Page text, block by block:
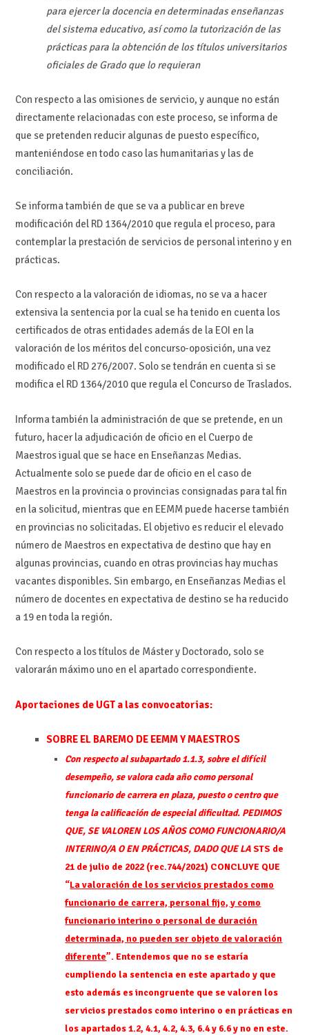
para ejercer la docencia en determinadas enseñanzas
del sistema educativo, así como la tutorización de las
prácticas para la obtención de los títulos universitarios
oficiales de Grado que lo requieran
Con respecto a las omisiones de servicio, y aunque no están
directamente relacionadas con este proceso, se informa de
que se pretenden reducir algunas de puesto específico,
manteniéndose en todo caso las humanitarias y las de
conciliación.
Se informa también de que se va a publicar en breve
modificación del RD 1364/2010 que regula el proceso, para
contemplar la prestación de servicios de personal interino y en
prácticas.
Con respecto a la valoración de idiomas, no se va a hacer
extensiva la sentencia por la cual se ha tenido en cuenta los
certificados de otras entidades además de la EOI en la
valoración de los méritos del concurso-oposición, una vez
modificado el RD 276/2007. Solo se tendrán en cuenta si se
modifica el RD 1364/2010 que regula el Concurso de Traslados.
Informa también la administración de que se pretende, en un
futuro, hacer la adjudicación de oficio en el Cuerpo de
Maestros igual que se hace en Enseñanzas Medias.
Actualmente solo se puede dar de oficio en el caso de
Maestros en la provincia o provincias consignadas para tal fin
en la solicitud, mientras que en EEMM puede hacerse también
en provincias no solicitadas. El objetivo es reducir el elevado
número de Maestros en expectativa de destino que hay en
algunas provincias, cuando en otras provincias hay muchas
vacantes disponibles. Sin embargo, en Enseñanzas Medias el
número de docentes en expectativa de destino se ha reducido
a 19 en toda la región.
Con respecto a los títulos de Máster y Doctorado, solo se
valorarán máximo uno en el apartado correspondiente.
Aportaciones de UGT a las convocatorias:
SOBRE EL BAREMO DE EEMM Y MAESTROS
Con respecto al subapartado 1.1.3, sobre el difícil
desempeño, se valora cada año como personal
funcionario de carrera en plaza, puesto o centro que
tenga la calificación de especial dificultad. PEDIMOS
QUE, SE VALOREN LOS AÑOS COMO FUNCIONARIO/A
INTERINO/A O EN PRÁCTICAS, DADO QUE LASTS de
21 de julio de 2022 (rec.744/2021) CONCLUYE QUE
“La valoración de los servicios prestados como
funcionario de carrera, personal fijo, y como
funcionario interino o personal de duración
determinada, no pueden ser objeto de valoración
diferente”. Entendemos que no se estaría
cumpliendo la sentencia en este apartado y que
esto además es incongruente que se valoren los
servicios prestados como interino o en prácticas en
los apartados 1.2, 4.1, 4.2, 4.3, 6.4 y 6.6 y no en este.